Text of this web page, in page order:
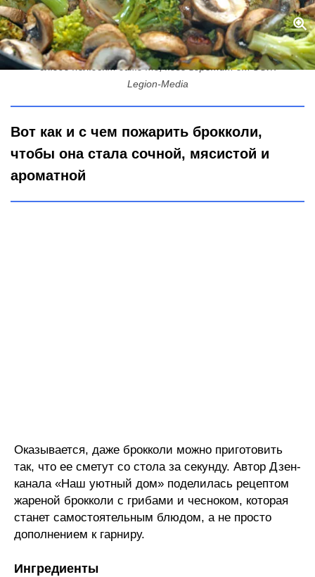
Добавьте к брокколи грибы и чеснок – и на сковородку: это
блюдо полюбят даже те, кого воротит от ЗОЖ
Legion-Media
Вот как и с чем пожарить брокколи,
чтобы она стала сочной, мясистой и
ароматной
Оказывается, даже брокколи можно приготовить
так, что ее сметут со стола за секунду. Автор Дзен-
канала «Наш уютный дом» поделилась рецептом
жареной брокколи с грибами и чесноком, которая
станет самостоятельным блюдом, а не просто
дополнением к гарниру.
Ингредиенты